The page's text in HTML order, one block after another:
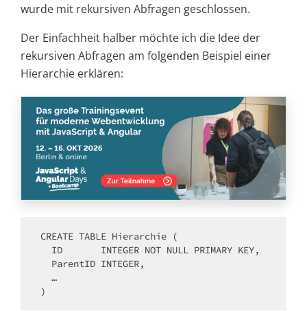
wurde mit rekursiven Abfragen geschlossen.
Der Einfachheit halber möchte ich die Idee der
rekursiven Abfragen am folgenden Beispiel einer
Hierarchie erklären:
CREATE TABLE Hierarchie (
)